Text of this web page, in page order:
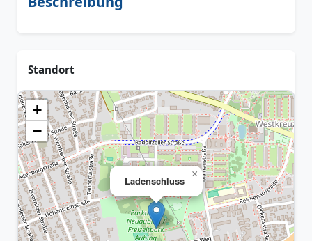
Standort
Ladenschluss
×
+
−